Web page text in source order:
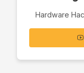
Hardware